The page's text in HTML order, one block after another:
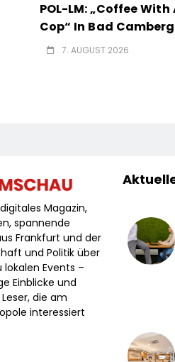
POL-LM: „Coffee With
Cop“ In Bad Camberg
7. AUGUST 2026
Magazin,
spannende
Frankfurt und der
und Politik über
lokalen Events –
Einblicke und
die am
interessiert